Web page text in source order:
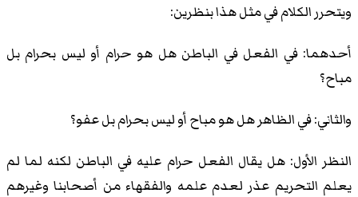
ويتحرر الكلام في مثل هذا بنظرين:
أحدهما: في الفعل في الباطن هل هو حرام أو ليس بحرام بل
مباح؟
والثاني: في الظاهر هل هو مباح أو ليس بحرام بل عفو؟
النظر الأول: هل يقال الفعل حرام عليه في الباطن لكنه لما لم
يعلم التحريم عذر لعدم علمه والفقهاء من أصحابنا وغيرهم